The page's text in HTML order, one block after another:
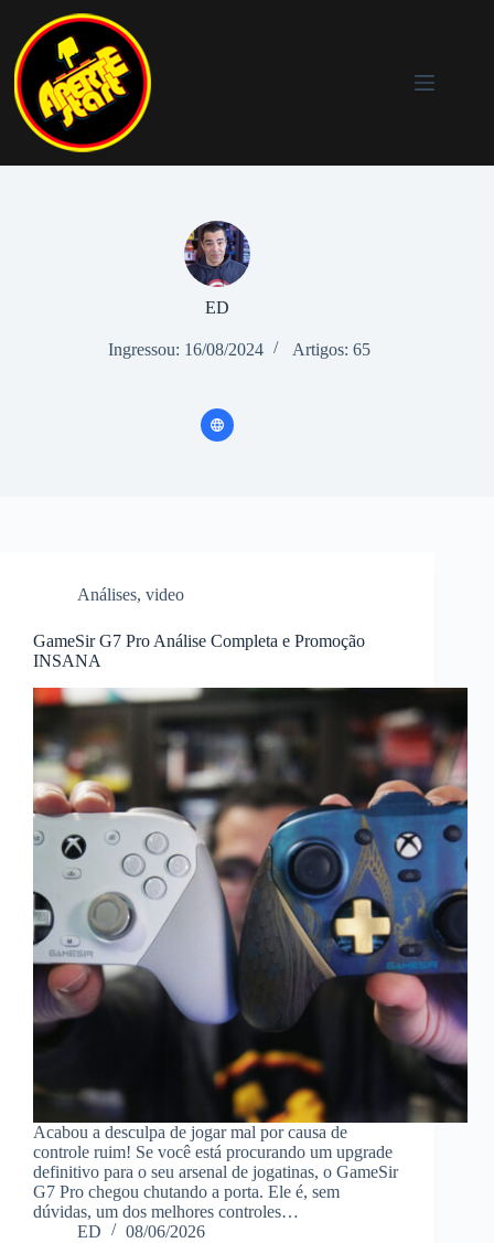
conteúdo
ED
Ingressou: 16/08/2024 Artigos: 65
Análises, video
GameSir G7 Pro Análise Completa e Promoção
INSANA
Acabou a desculpa de jogar mal por causa de
controle ruim! Se você está procurando um upgrade
definitivo para o seu arsenal de jogatinas, o GameSir
G7 Pro chegou chutando a porta. Ele é, sem
dúvidas, um dos melhores controles…
ED
08/06/2026